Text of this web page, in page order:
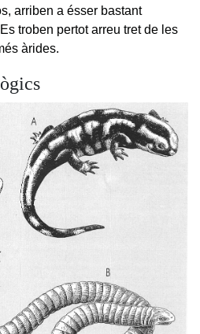
arriben a ésser bastant
troben pertot arreu tret de les
àrides.